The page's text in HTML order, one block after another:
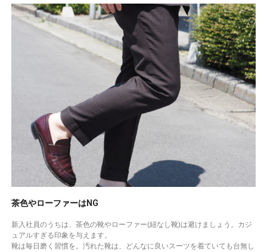
茶色やローファーはNG
新入社員のうちは、茶色の靴やローファー(紐なし靴)は避けましょう。カジ
ュアルすぎる印象を与えます。
靴は毎日磨く習慣を。汚れた靴は、どんなに良いスーツを着ていても台無し